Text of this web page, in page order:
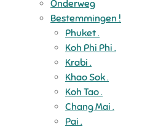
Onderweg
Bestemmingen !
Phuket .
Koh Phi Phi .
Krabi .
Khao Sok .
Koh Tao .
Chang Mai .
Pai .